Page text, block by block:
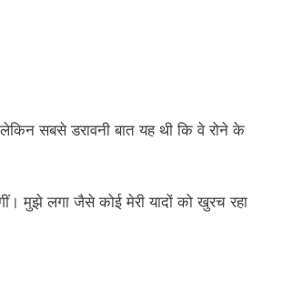
सबसे डरावनी बात यह थी कि वे रोने के
मुझे लगा जैसे कोई मेरी यादों को खुरच रहा